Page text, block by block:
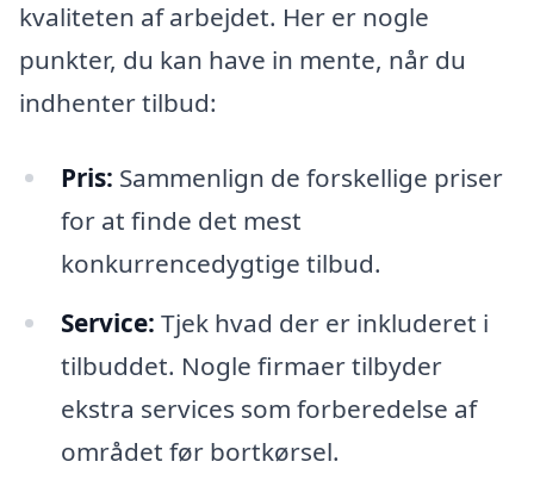
kvaliteten af arbejdet. Her er nogle
punkter, du kan have in mente, når du
indhenter tilbud:
Pris: Sammenlign de forskellige priser
for at finde det mest
konkurrencedygtige tilbud.
Service: Tjek hvad der er inkluderet i
tilbuddet. Nogle firmaer tilbyder
ekstra services som forberedelse af
området før bortkørsel.